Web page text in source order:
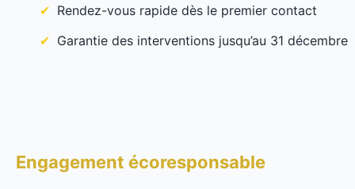
Rendez-vous rapide dès le premier contact
Garantie des interventions jusqu’au 31 décembre
Engagement écoresponsable